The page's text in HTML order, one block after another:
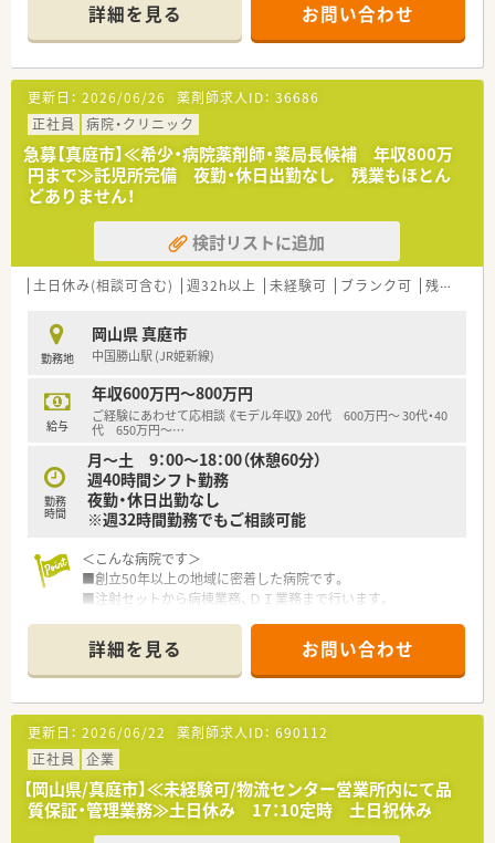
【店舗情報と応需状況について】
■美作落合駅から徒歩7分程度の好立地にある店舗で、門前にあ
る総合病院から幅広い科目の処方箋を毎日応需しています。
■1日あたりの処方箋枚数は約110枚ですが、薬剤師は常時7名在
籍しているため、一人ひとりが余裕を持って業務に励めます。
■呼吸器科や内科をはじめ、心療内科や脳外科など多種多様な処
方に触れることができ、地域医療の要として機能している店舗で
す。
【募集背景と求める人物像について】
■今回は退職者の発生に伴う欠員補充および体制強化のための
増員募集となっており、意欲ある薬剤師の方を幅広く募っていま
す。
■実務経験の有無や年齢は一切問いませんので、地域の方々に感
います。
■多忙な時間帯でも周囲のスタッフと協力しながら、正確かつ迅
速な調剤業務を心がけていただける協調性のある方を求めてい
ます。
【法人特徴について】
■岡山県内の真庭市や岡山市、総社市を中心に地域密着型の店舗
展開を行っており、地元に根差した安定経営を続けている法人で
す。
■共生という企業理念を掲げており、患者様だけでなく共に働く
仲間に対しても感謝の気持ちを忘れない社風が大きな特徴で
■業績に連動した昇給制度や年2回の賞与支給など、頑張りがし
っかりと還元される仕組みが整っているため長く安心して働け
ます。
【求人情報について】
■正社員としてお迎えし、年収はご経験や前職の給与を考慮した
上で最大650万円という高水準な条件でのご相談が可能となっ
ています。
■昇給は年1回4月に実施されており、日々の業務への取り組み
や成果が着実に給与へ反映される公平な評価制度を導入してい
ます。
■各種社会保険の完備はもちろんのこと、長く勤めていただいた
方を対象とした退職金制度も用意されており福利厚生も充実し
ています。
詳細を見る お問い合わせ
更新日： 2026/06/26 薬剤師求人ID： 36686
正社員
病院・クリニック
急募【真庭市】≪希少・病院薬剤師・薬局長候補 年収800万
円まで≫託児所完備 夜勤・休日出勤なし 残業もほとん
どありません！
検討リストに追加
土日休み(相談可含む) 週32h以上 未経験可 ブランク可 残業なし(ほぼなし含む)
勤務地
岡山県 真庭市
中国勝山駅 (JR姫新線)
給与
年収600万円～800万円
ご経験にあわせて応相談 《モデル年収》 20代 600万円～ 30代・40
代 650万円～…
勤務
時間
月～土 9：00～18：00（休憩60分）
週40時間シフト勤務
夜勤・休日出勤なし
※週32時間勤務でもご相談可能
＜こんな病院です＞
■創立50年以上の地域に密着した病院です。
■注射セットから病棟業務、ＤＩ業務まで行います。
■残業は月全体でも5時間程度。1日あたり15分程度となりま
す。
＜業務内容＞
■処方箋による調剤業務、服薬指導、薬剤情報の提供など
＜研修制度＞
■現場の先輩薬剤師より指導を受けて頂きます。
■大学病院とも連携しており、外部とも交流する機会がありま
す。
詳細を見る お問い合わせ
更新日： 2026/06/22 薬剤師求人ID： 690112
正社員
企業
【岡山県/真庭市】≪未経験可/物流センター営業所内にて品
質保証・管理業務≫土日休み 17：10定時 土日祝休み